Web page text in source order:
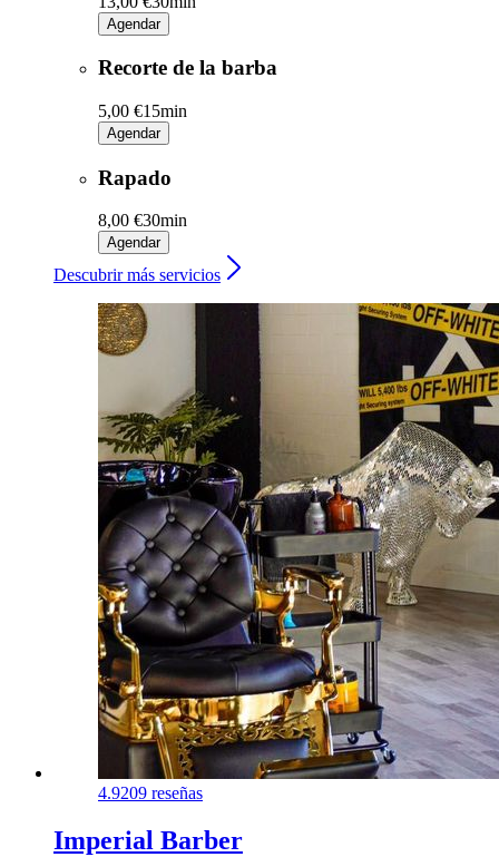
Agendar
Recorte de la barba
5,00 €15min
Agendar
Rapado
8,00 €30min
Agendar
Descubrir más servicios
4.9209 reseñas
Imperial Barber